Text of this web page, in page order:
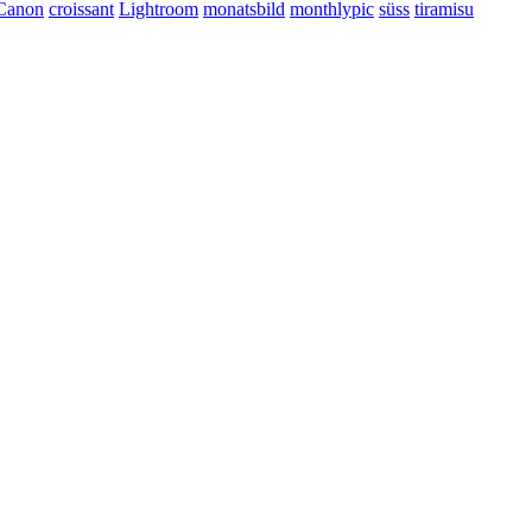
croissant Lightroom monatsbild monthlypic süss tiramisu